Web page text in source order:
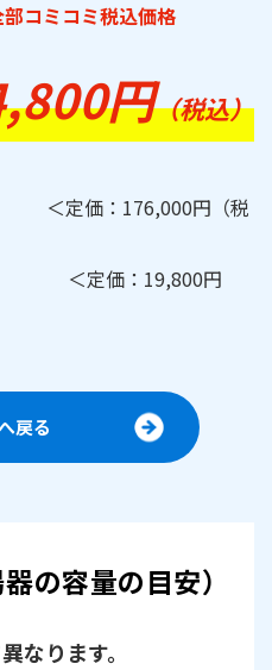
コミコミ税込価格
円（税込）
＜定価：176,000円（税
＜定価：19,800円
戻る
の容量の目安）
なります。